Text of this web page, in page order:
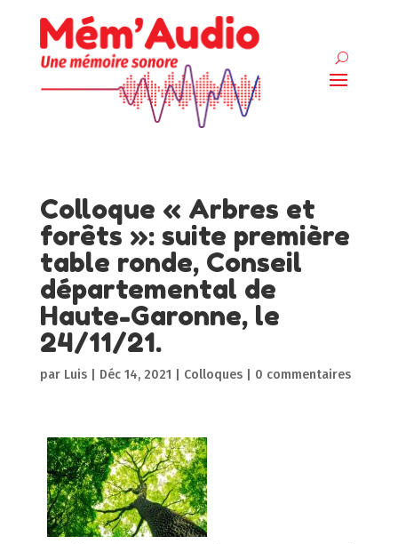
Colloque « Arbres et
forêts »: suite première
table ronde, Conseil
départemental de
Haute-Garonne, le
24/11/21.
par Luis| Déc 14, 2021 Colloques| 0 commentaires